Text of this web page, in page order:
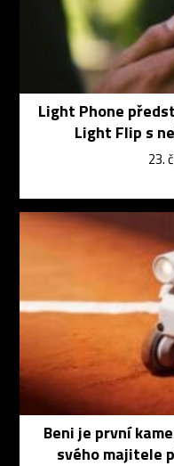
Light Phone
Light Flip s
23.
Beni je první
svého majitele